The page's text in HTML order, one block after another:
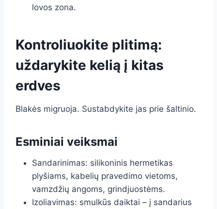
lovos zona.
Kontroliuokite plitimą:
uždarykite kelią į kitas
erdves
Blakės migruoja. Sustabdykite jas prie šaltinio.
Esminiai veiksmai
Sandarinimas: silikoninis hermetikas
plyšiams, kabelių pravedimo vietoms,
vamzdžių angoms, grindjuostėms.
Izoliavimas: smulkūs daiktai – į sandarius